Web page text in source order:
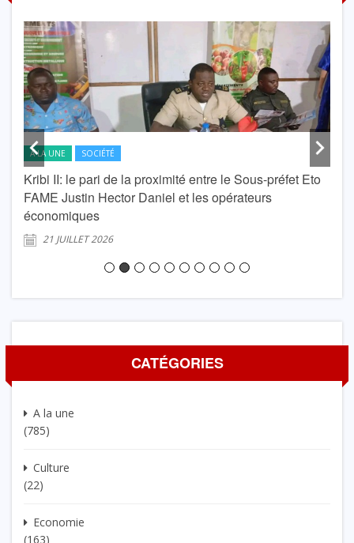
A LA UNE SOCIÉTÉ
Kribi II: le pari de la proximité entre le Sous-préfet Eto
FAME Justin Hector Daniel et les opérateurs
économiques
21 JUILLET 2026
CATÉGORIES
A la une
(785)
Culture
(22)
Economie
(163)